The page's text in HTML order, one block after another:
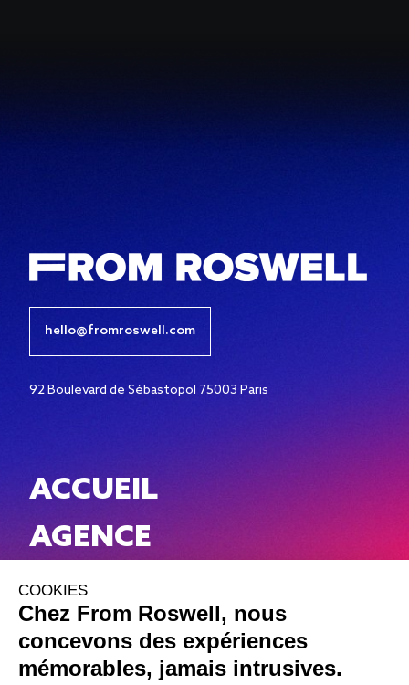
hello@fromroswell.com
92 Boulevard de Sébastopol 75003 Paris
ACCUEIL
AGENCE
WORK
NEWS